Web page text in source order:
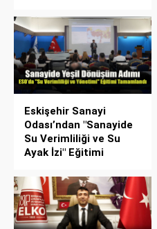
Eskişehir Sanayi
Odası’ndan "Sanayide
Su Verimliliği ve Su
Ayak İzi" Eğitimi